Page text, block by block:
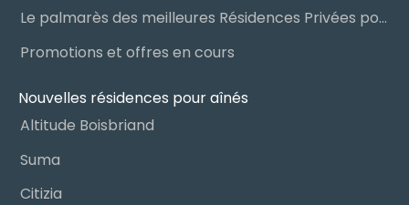
Le palmarès des meilleures Résidences Privées pour Aînés (RPA)
Promotions et offres en cours
Nouvelles résidences pour aînés
Altitude Boisbriand
Suma
Citizia